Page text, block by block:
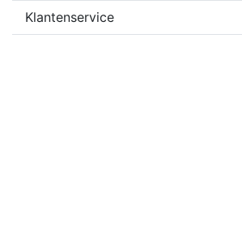
Klantenservice